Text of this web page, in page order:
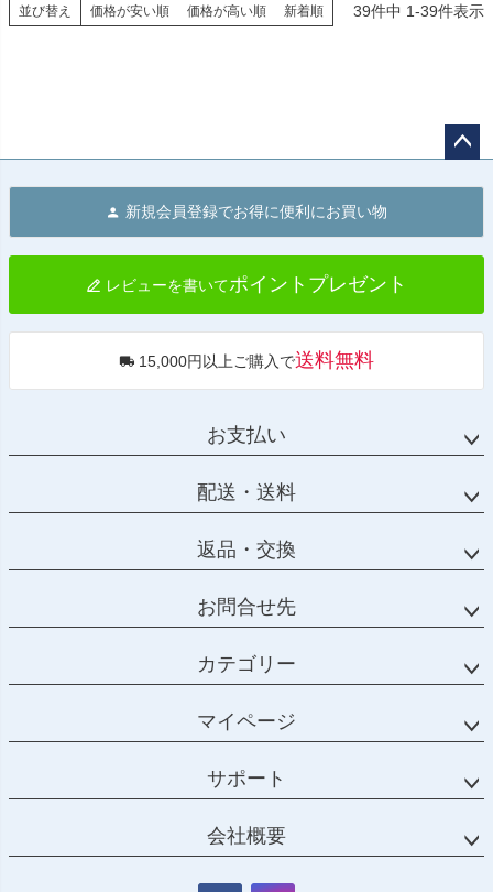
並び替え 価格が安い順 価格が高い順 新着順 39件中 1-39件表示
へ
新規会員登録でお得に便利にお買い物
レビューを書いてポイントプレゼント
15,000円以上ご購入で送料無料
お支払い
配送・送料
返品・交換
お問合せ先
カテゴリー
マイページ
サポート
会社概要